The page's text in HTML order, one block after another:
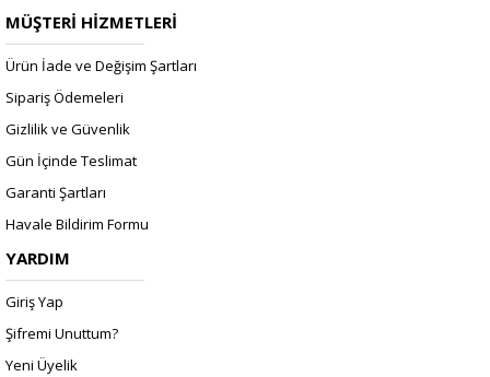
MÜŞTERİ HİZMETLERİ
Ürün İade ve Değişim Şartları
Sipariş Ödemeleri
Gizlilik ve Güvenlik
Gün İçinde Teslimat
Garanti Şartları
Havale Bildirim Formu
YARDIM
Giriş Yap
Şifremi Unuttum?
Yeni Üyelik